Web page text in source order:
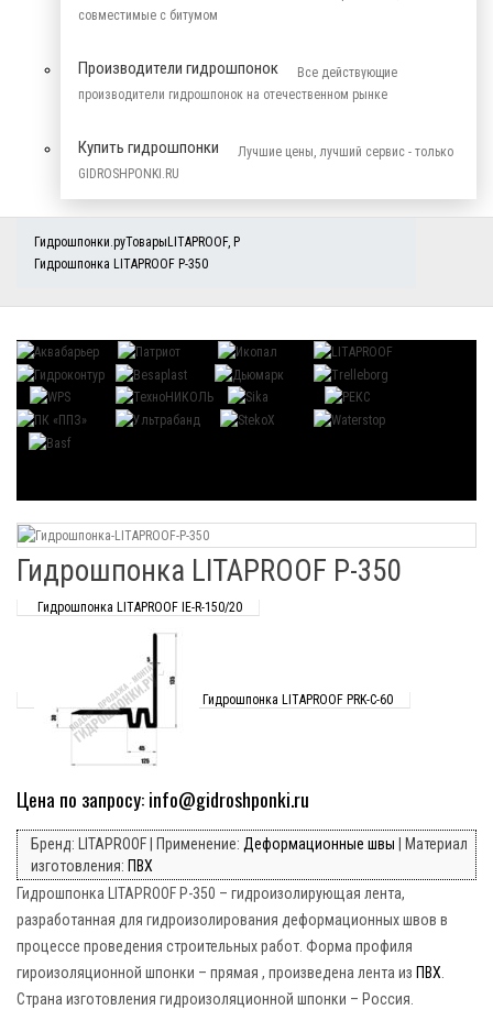
совместимые с битумом
Производители гидрошпонок
Все действующие
производители гидрошпонок на отечественном рынке
Купить гидрошпонки
Лучшие цены, лучший сервис - только
GIDROSHPONKI.RU
Гидрошпонки.руТовары LITAPROOF, P
Гидрошпонка LITAPROOF P-350
Гидрошпонка LITAPROOF P-350
Гидрошпонка LITAPROOF IE-R-150/20
Гидрошпонка LITAPROOF PRK-C-60
Цена по запросу: info@gidroshponki.ru
Бренд: LITAPROOF | Применение: Деформационные швы | Материал
изготовления: ПВХ
Гидрошпонка LITAPROOF P-350 – гидроизолирующая лента,
разработанная для гидроизолирования деформационных швов в
процессе проведения строительных работ. Форма профиля
гироизоляционной шпонки – прямая , произведена лента из ПВХ
Страна изготовления гидроизоляционной шпонки – Россия.